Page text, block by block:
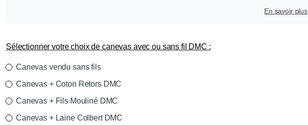
En savoir plus
Sélectionner votre choix de canevas avec ou sans fil DMC :
Canevas vendu sans fils
Canevas + Coton Retors DMC
Canevas + Fils Mouliné DMC
Canevas + Laine Colbert DMC